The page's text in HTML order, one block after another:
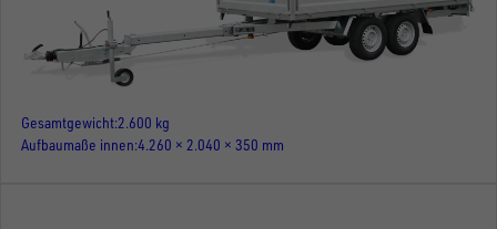
Gesamtgewicht 2.600 kg
Aufbaumaße innen 4.260 × 2.040 × 350 mm